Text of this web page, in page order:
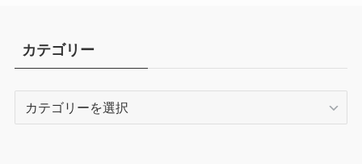
カテゴリー